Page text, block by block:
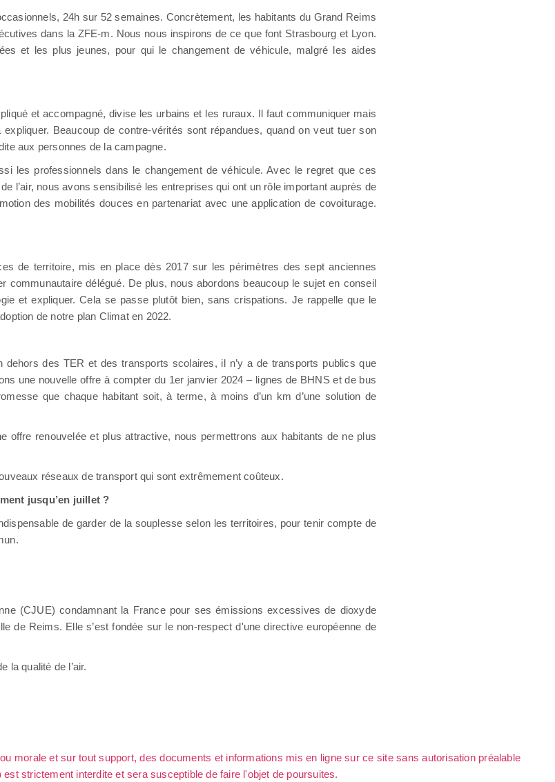
24h sur 52 semaines. Concrètement, les habitants du Grand Reims
dans la ZFE-m. Nous nous inspirons de ce que font Strasbourg et Lyon.
et les plus jeunes, pour qui le changement de véhicule, malgré les aides
et accompagné, divise les urbains et les ruraux. Il faut communiquer mais
Beaucoup de contre-vérités sont répandues, quand on veut tuer son
aux personnes de la campagne.
les professionnels dans le changement de véhicule. Avec le regret que ces
l’air, nous avons sensibilisé les entreprises qui ont un rôle important auprès de
des mobilités douces en partenariat avec une application de covoiturage.
de territoire, mis en place dès 2017 sur les périmètres des sept anciennes
délégué. De plus, nous abordons beaucoup le sujet en conseil
et expliquer. Cela se passe plutôt bien, sans crispations. Je rappelle que le
de notre plan Climat en 2022.
des TER et des transports scolaires, il n’y a de transports publics que
une nouvelle offre à compter du 1er janvier 2024 – lignes de BHNS et de bus
que chaque habitant soit, à terme, à moins d’un km d’une solution de
offre renouvelée et plus attractive, nous permettrons aux habitants de ne plus
réseaux de transport qui sont extrêmement coûteux.
jusqu’en juillet ?
de garder de la souplesse selon les territoires, pour tenir compte de
(CJUE) condamnant la France pour ses émissions excessives de dioxyde
de Reims. Elle s’est fondée sur le non-respect d'une directive européenne de
la qualité de l’air.
morale et sur tout support, des documents et informations mis en ligne sur ce site sans autorisation préalable
strictement interdite et sera susceptible de faire l'objet de poursuites.